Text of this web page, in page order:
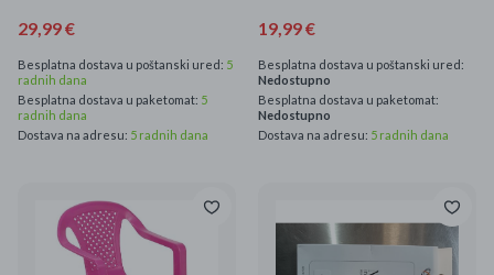
Čišćenje zaliha
Kišobrani akcija
Najpopularniji proizvodi
Roba s greškom
29,99 €
Besplatna dostava u poštanski ured: 5
radnih dana
Besplatna dostava u paketomat: 5
radnih dana
Dostava na adresu: 5 radnih dana
19,99 €
Besplatna dostava u poštanski ured:
Nedostupno
Besplatna dostava u paketomat:
Nedostupno
Dostava na adresu: 5 radnih dana